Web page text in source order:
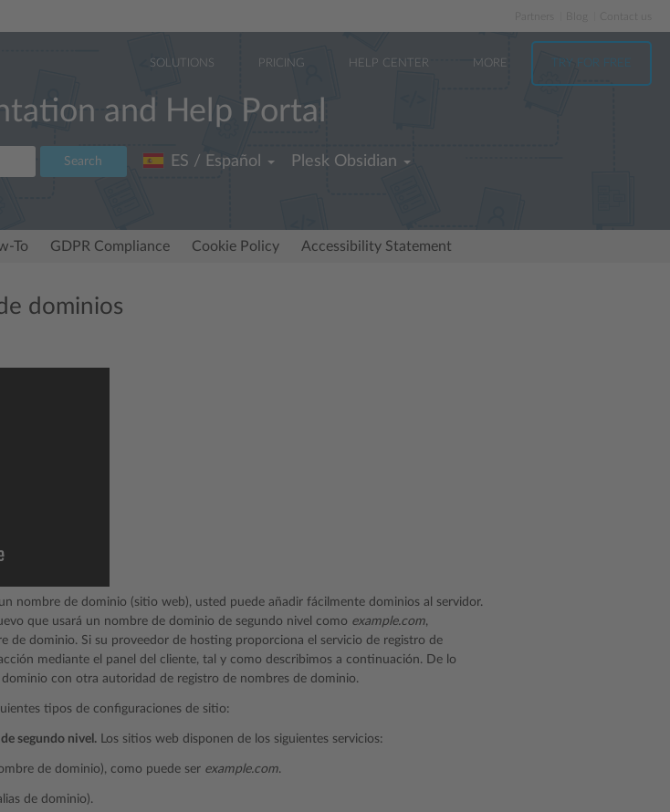
Partners
SOLUTIONS PRICING HELP CENTER MORE TRY FOR FREE
and Help Portal
Search ES / Español Plesk Obsidian
To GDPR Compliance Cookie Policy Accessibility Statement
dominios
nombre de dominio (sitio web), usted puede añadir fácilmente dominios al servidor.
que usará un nombre de dominio de segundo nivel como example.com,
de dominio. Si su proveedor de hosting proporciona el servicio de registro de
mediante el panel del cliente, tal y como describimos a continuación. De lo
con otra autoridad de registro de nombres de dominio.
tipos de configuraciones de sitio:
segundo nivel. Los sitios web disponen de los siguientes servicios:
de dominio), como puede ser example.com.
de dominio).